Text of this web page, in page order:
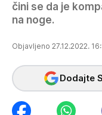
čini se da je
na noge.
Objavljeno 27.12.2022.
Dodajte